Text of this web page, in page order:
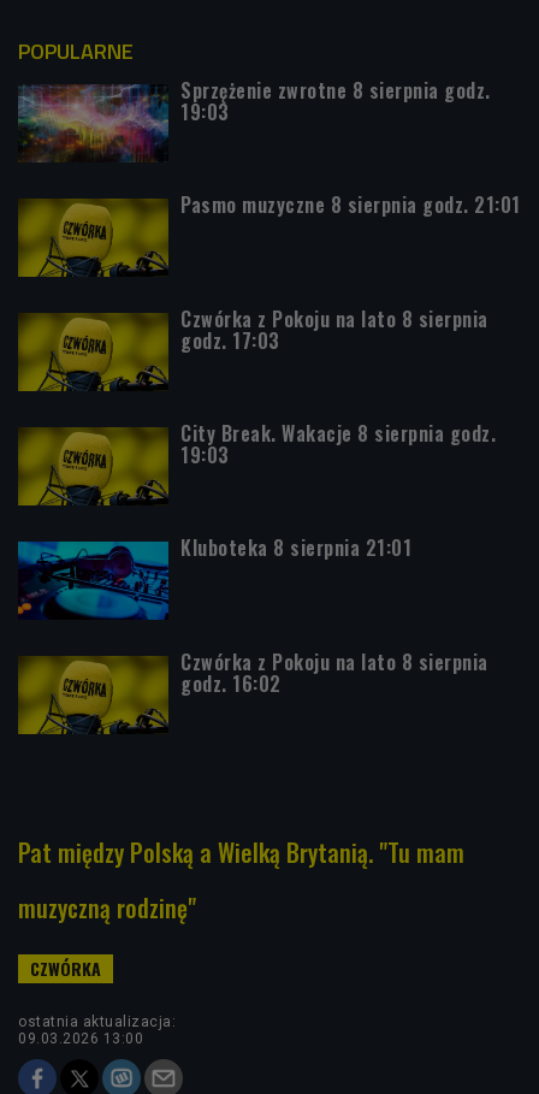
POPULARNE
Sprzężenie zwrotne 8 sierpnia godz.
19:03
Pasmo muzyczne 8 sierpnia godz. 21:01
Czwórka z Pokoju na lato 8 sierpnia
godz. 17:03
City Break. Wakacje 8 sierpnia godz.
19:03
Kluboteka 8 sierpnia 21:01
Czwórka z Pokoju na lato 8 sierpnia
godz. 16:02
Pat między Polską a Wielką Brytanią. "Tu mam
muzyczną rodzinę"
ostatnia aktualizacja:
09.03.2026 13:00